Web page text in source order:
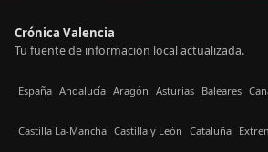
Crónica Valencia
Tu fuente de información local actualizada.
España Andalucía Aragón Asturias Baleares
Castilla La-Mancha Castilla y León Cataluña